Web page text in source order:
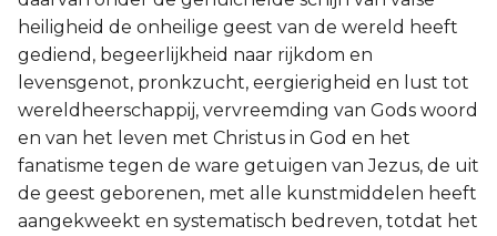
heiligheid de onheilige geest van de wereld heeft
gediend, begeerlijkheid naar rijkdom en
levensgenot, pronkzucht, eergierigheid en lust tot
wereldheerschappij, vervreemding van Gods woord
en van het leven met Christus in God en het
fanatisme tegen de ware getuigen van Jezus, de uit
de geest geborenen, met alle kunstmiddelen heeft
aangekweekt en systematisch bedreven, totdat het